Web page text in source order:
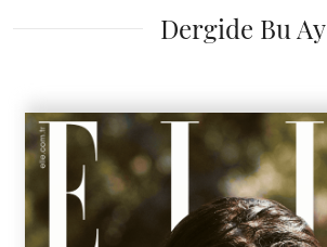
Dergide Bu Ay